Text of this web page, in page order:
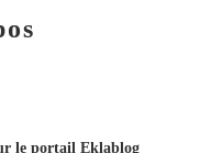
le portail Eklablog